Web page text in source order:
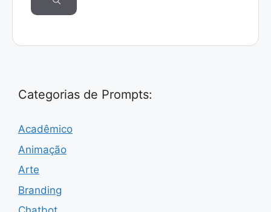
Categorias de Prompts:
Acadêmico
Animação
Arte
Branding